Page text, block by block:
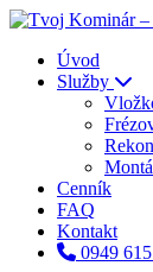
Úvod
Služby
Cenník
FAQ
Kontakt
0949